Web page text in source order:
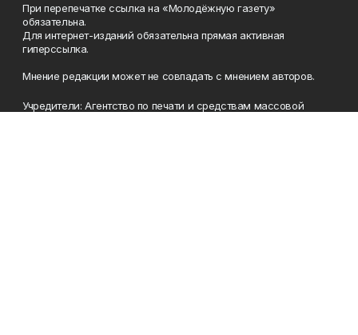
При перепечатке ссылка на «Молодёжную газету»
обязательна.
Для интернет-изданий обязательна прямая активная
гиперссылка.
Мнение редакции может не совпадать с мнением авторов.
Учредители: Агентство по печати и средствам массовой